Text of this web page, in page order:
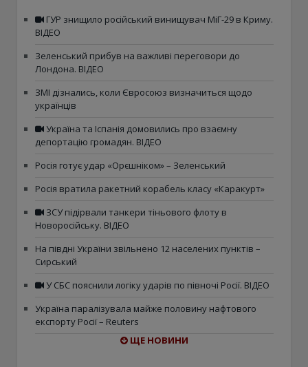
ГУР знищило російський винищувач МіГ-29 в Криму.
ВІДЕО
Зеленський прибув на важливі переговори до
Лондона. ВІДЕО
ЗМІ дізнались, коли Євросоюз визначиться щодо
українців
Україна та Іспанія домовились про взаємну
депортацію громадян. ВІДЕО
Росія готує удар «Орєшніком» – Зеленський
Росія вратила ракетний корабель класу «Каракурт»
ЗСУ підірвали танкери тіньового флоту в
Новоросійську. ВІДЕО
На півдні України звільнено 12 населених пунктів –
Сирський
У СБС пояснили логіку ударів по півночі Росії. ВІДЕО
Україна паралізувала майже половину нафтового
експорту Росії – Reuters
ЩЕ НОВИНИ